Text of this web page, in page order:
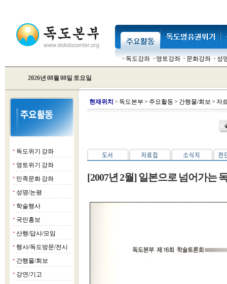
독도강좌 영토강좌 문화강좌 성
2026년 08월 08일 토요일
■ 독도위기 강좌
■ 영토위기 강좌
■ 민족문화 강좌
■ 성명/논평
■ 학술행사
■ 국민홍보
■ 산행/답사/모임
■ 행사/독도방문/전시
■ 간행물/회보
■ 강연/기고
현재위치 > 독도본부 > 주요활동 > 간행물/회보 > 자
[2007년 2월] 일본으로 넘어가는